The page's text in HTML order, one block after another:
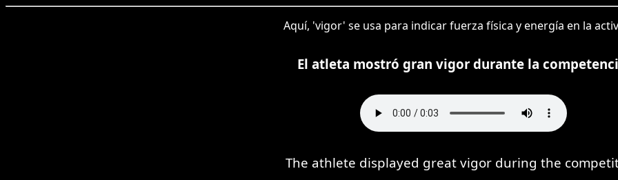
Aquí, 'vigor' se usa para indicar fuerza física y energía en la
El atleta mostró gran vigor durante la
The athlete displayed great vigor during the